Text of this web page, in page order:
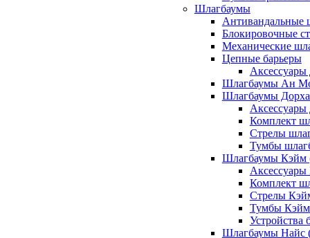
Шлагбаумы
Антивандальные
Блокировочные
Механические
Цепные барьеры
Аксессуары
Шлагбаумы Ан
Шлагбаумы
Комплект
Стрелы
Тумбы
Шлагбаумы Кэйм
Комплект
Стрелы
Тумбы
Устройства
Шлагбаумы Найс